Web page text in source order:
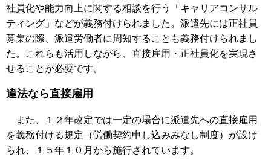
社員化や能力向上に関する相談を行う「キャリアコンサル
ティング」などが義務付けられました。派遣先には正社員
募集の際、派遣労働者に周知することも義務付けられまし
た。これらも活用しながら、直接雇用・正社員化を実現さ
せることが必要です。
違法なら直接雇用
また、１２年改定では一定の場合に派遣先への直接雇用
を義務付ける規定（労働契約申し込みみなし制度）が設け
られ、１５年１０月から施行されています。